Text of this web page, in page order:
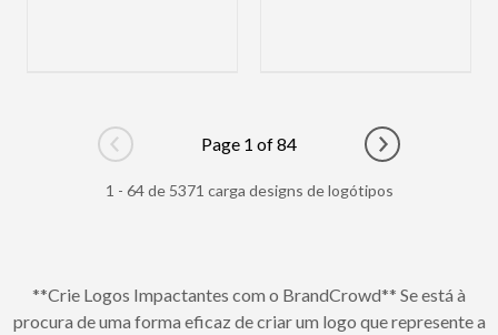
Go to previous page
Page 1 of 84
Go to next
1 - 64 de 5371 carga designs de logótipos
**Crie Logos Impactantes com o BrandCrowd** Se está à
procura de uma forma eficaz de criar um logo que represente a